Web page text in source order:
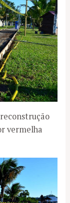
vermelha